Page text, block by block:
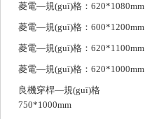
菱電—規(guī)格：620*1080mm
菱電—規(guī)格：600*1200mm
菱電—規(guī)格：620*1100mm
菱電—規(guī)格：620*1000mm
良機穿桿—規(guī)格
750*1000mm